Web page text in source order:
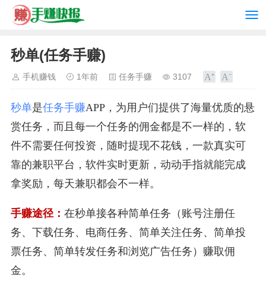
秒单(任务手赚)
手机赚钱 1年前 任务手赚 3107
秒单是任务手赚APP，为用户们提供了海量优质的悬
赏任务，而且每一个任务的佣金都是不一样的，软
件不需要任何投资，随时提现不花钱，一款真实可
靠的兼职平台，软件实时更新，动动手指就能完成
拿奖励，每天兼职都会不一样。
手赚途径： 在秒单接各种简单任务（账号注册任
务、下载任务、电商任务、简单关注任务、简单投
票任务、简单转发任务和浏览广告任务）赚取佣
金。